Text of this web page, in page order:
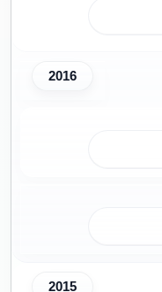
2016
2015